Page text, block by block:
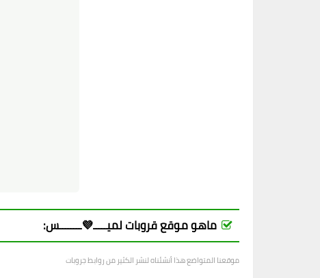
ماهو موقع قروبات لميـــــ💜ــــــــس:
موقعنا المتواضع هذا أنشئناه لنشر الكثير من روابط جروبات